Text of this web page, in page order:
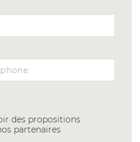
des propositions
partenaires